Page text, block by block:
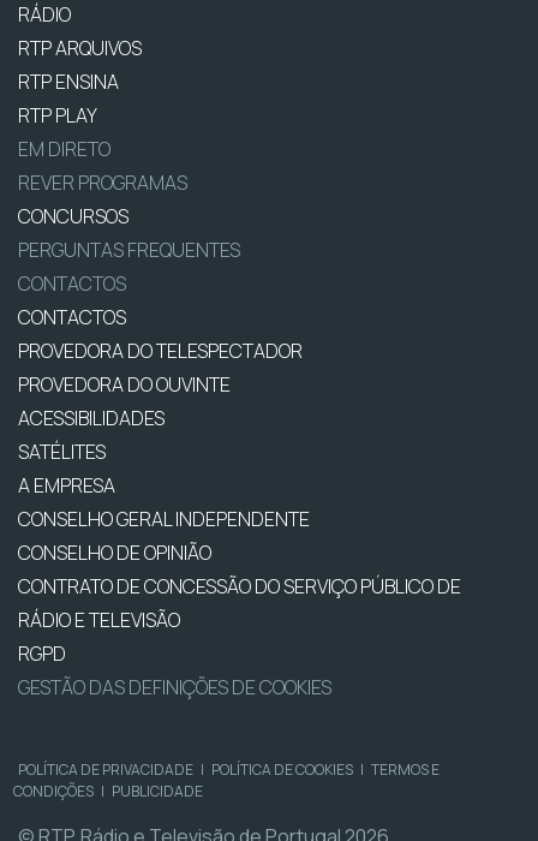
RÁDIO
RTP ARQUIVOS
RTP ENSINA
RTP PLAY
EM DIRETO
REVER PROGRAMAS
CONCURSOS
PERGUNTAS FREQUENTES
CONTACTOS
CONTACTOS
PROVEDORA DO TELESPECTADOR
PROVEDORA DO OUVINTE
ACESSIBILIDADES
SATÉLITES
A EMPRESA
CONSELHO GERAL INDEPENDENTE
CONSELHO DE OPINIÃO
CONTRATO DE CONCESSÃO DO SERVIÇO PÚBLICO DE
RÁDIO E TELEVISÃO
RGPD
GESTÃO DAS DEFINIÇÕES DE COOKIES
POLÍTICA DE PRIVACIDADE | POLÍTICA DE COOKIES | TERMOS E
CONDIÇÕES | PUBLICIDADE